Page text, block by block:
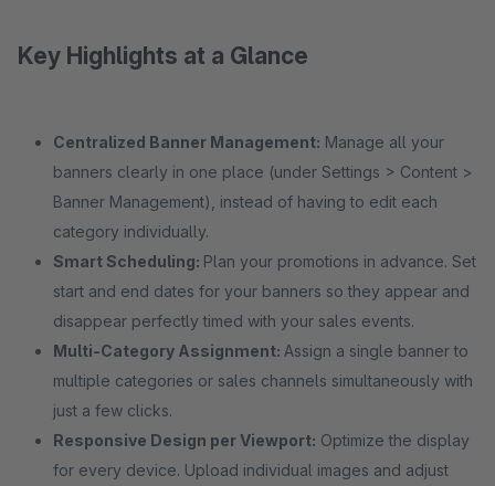
Key Highlights at a Glance
Centralized Banner Management: Manage all your
banners clearly in one place (under Settings > Content >
Banner Management), instead of having to edit each
category individually.
Smart Scheduling: Plan your promotions in advance. Set
start and end dates for your banners so they appear and
disappear perfectly timed with your sales events.
Multi-Category Assignment: Assign a single banner to
multiple categories or sales channels simultaneously with
just a few clicks.
Responsive Design per Viewport: Optimize the display
for every device. Upload individual images and adjust